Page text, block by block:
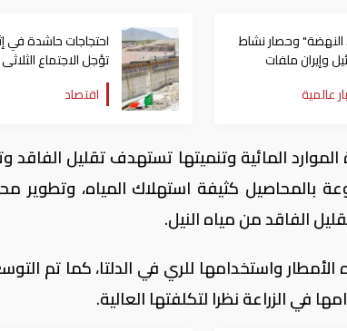
وحصار نشاط
وإيران ملفات
الشيخ عبدالله بن
للمناقشة في إثيوبيا
عالمية
احتجاجات حاشدة في
تؤجل الاجتماع
النهضة
اقتصاد
المائية وتنميتها تستهدف تقليل الفاقد
بالمحاصيل كثيفة استهلاك المياه، وتطوير
الفاقد من مياه النيل.
واستخدامها للري في الدلتا، كما تم
في الزراعة نظرا لتكلفتها العالية.